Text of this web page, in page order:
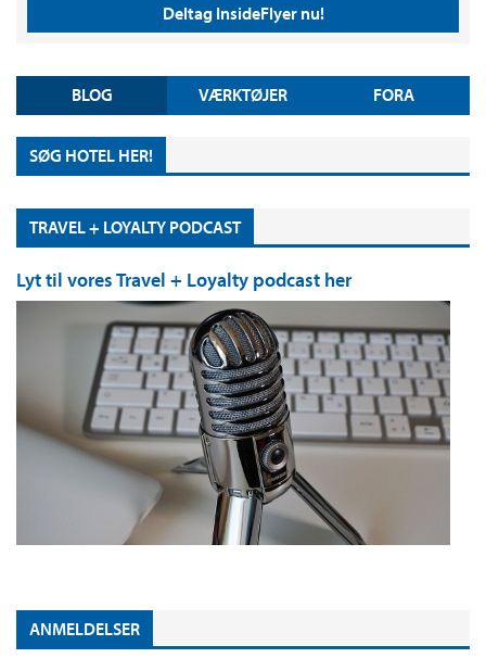
Deltag InsideFlyer nu!
BLOG VÆRKTØJER FORA
SØG HOTEL HER!
TRAVEL + LOYALTY PODCAST
Lyt til vores Travel + Loyalty podcast her
ANMELDELSER